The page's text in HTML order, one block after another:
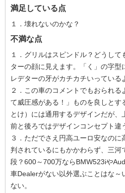
満足している点
１．壊れないのかな？
不満な点
１．グリルはスピンドル？どうし
ターの顔に見えます。「く」の字
レデターの牙がカチカチいっている
２．この車のコメントでもおられる
て威圧感がある！」ものを良しとす
とけ）には通用するデザインだが、
前と後ろではデザインコンセプト違
３．ただでさえ円高ユーロ安なの
判されているにもかかわらず、三河
段？600～700万ならBMW523iや
車Dealerがない以外選ぶことはな～
ない。